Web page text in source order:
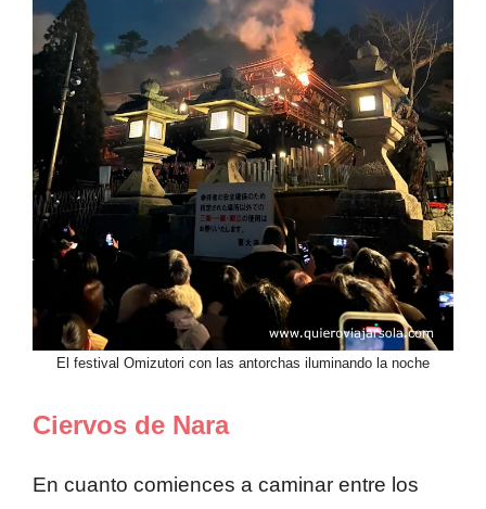
El festival Omizutori con las antorchas iluminando la noche
Ciervos de Nara
En cuanto comiences a caminar entre los